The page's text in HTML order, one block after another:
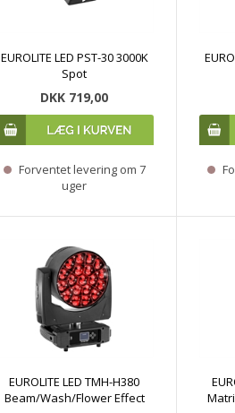
EUROLITE LED PST-30 3000K
Spot
DKK 719,00
Forventet levering om 7
uger
EUROLITE LED TMH-H380
Beam/Wash/Flower Effect